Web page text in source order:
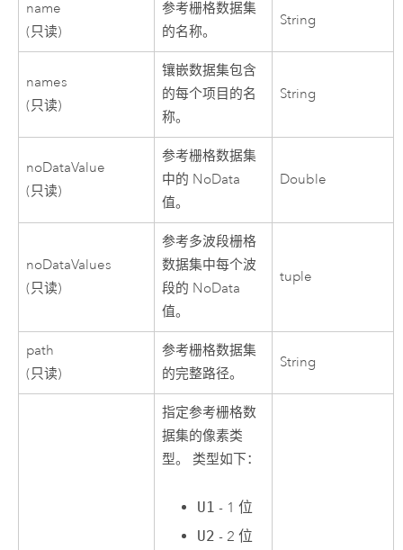
name
(只读)
参考栅格数据集
的名称。
String
names
(只读)
镶嵌数据集包含
的每个项目的名
称。
String
noDataValue
(只读)
参考栅格数据集
中的 NoData
值。
Double
noDataValues
(只读)
参考多波段栅格
数据集中每个波
段的 NoData
值。
tuple
path
(只读)
参考栅格数据集
的完整路径。
String
指定参考栅格数
据集的像素类
型。 类型如下：
U1 - 1 位
U2 - 2 位